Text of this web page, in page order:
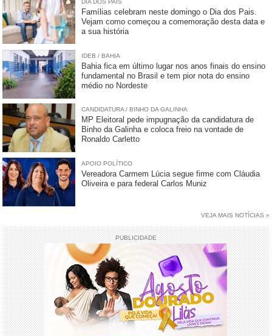
DIA DOS PAIS
Famílias celebram neste domingo o Dia dos Pais.
Vejam como começou a comemoração desta data e
a sua história
IDEB / BAHIA
Bahia fica em último lugar nos anos finais do ensino
fundamental no Brasil e tem pior nota do ensino
médio no Nordeste
CANDIDATURA / BINHO DA GALINHA
MP Eleitoral pede impugnação da candidatura de
Binho da Galinha e coloca freio na vontade de
Ronaldo Carletto
APOIO POLÍTICO
Vereadora Carmem Lúcia segue firme com Cláudia
Oliveira e para federal Carlos Muniz
VEJA MAIS NOTÍCIAS »
PUBLICIDADE